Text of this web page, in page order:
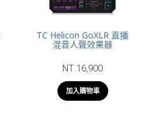
TC Helicon GoXLR 直播
混音人聲效果器
NT 16,900
加入購物車